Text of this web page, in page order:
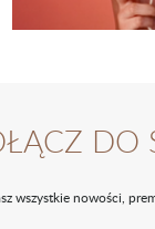
DO
wszystkie nowości,